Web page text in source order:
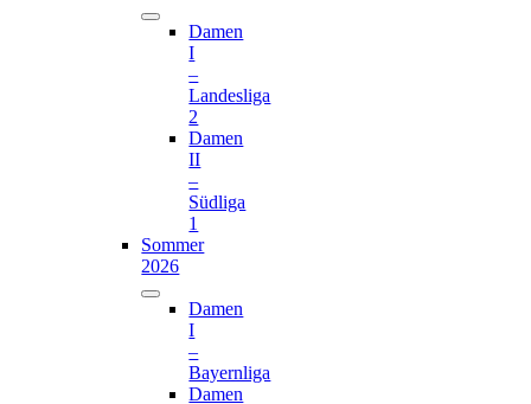
Damen
I
–
Landesliga
2
Damen
II
–
Südliga
1
Sommer
2026
Damen
I
–
Bayernliga
Damen